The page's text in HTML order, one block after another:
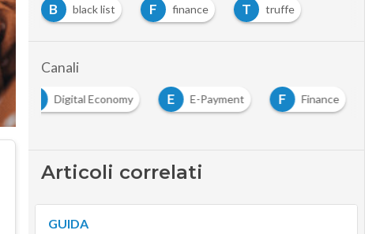
B
black list F finance T truffe
Canali
Digital Economy E E-Payment F Finance
Articoli correlati
GUIDA